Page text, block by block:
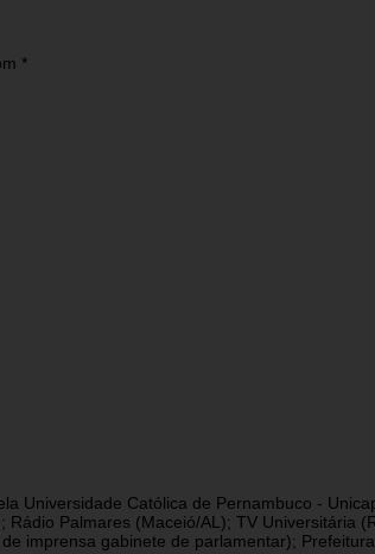
*
Universidade Católica de Pernambuco -
Palmares (Maceió/AL); TV
imprensa gabinete de parlamentar);